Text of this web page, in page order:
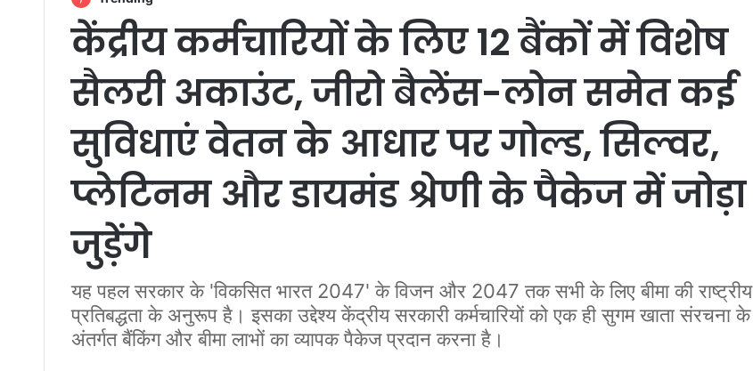
केंद्रीय कर्मचारियों के लिए 12 बैंकों में विशेष
सैलरी अकाउंट, जीरो बैलेंस-लोन समेत कई
सुविधाएं वेतन के आधार पर गोल्ड, सिल्वर,
प्लेटिनम और डायमंड श्रेणी के पैकेज में जोड़ा
जुड़ेंगे
यह पहल सरकार के 'विकसित भारत 2047' के विजन और 2047 तक सभी के लिए बीमा की राष्ट्रीय
प्रतिबद्धता के अनुरूप है। इसका उद्देश्य केंद्रीय सरकारी कर्मचारियों को एक ही सुगम खाता संरचना के
अंतर्गत बैंकिंग और बीमा लाभों का व्यापक पैकेज प्रदान करना है।